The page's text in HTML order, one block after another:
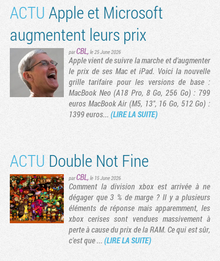
ACTU Apple et Microsoft
augmentent leurs prix
parCBL, le 25 June 2026
Apple vient de suivre la marche et d'augmenter
le prix de ses Mac et iPad. Voici la nouvelle
grille tarifaire pour les versions de base :
MacBook Neo (A18 Pro, 8 Go, 256 Go) : 799
euros MacBook Air (M5, 13", 16 Go, 512 Go) :
1399 euros... (LIRE LA SUITE)
ACTU Double Not Fine
parCBL, le 15 June 2026
Comment la division xbox est arrivée à ne
dégager que 3 % de marge ? Il y a plusieurs
éléments de réponse mais apparemment, les
xbox cerises sont vendues massivement à
perte à cause du prix de la RAM. Ce qui est sûr,
c'est que ... (LIRE LA SUITE)